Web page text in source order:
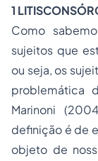
1
Como
sujeitos que
ou seja, os
problemática
Marinoni
definição é de
objeto de